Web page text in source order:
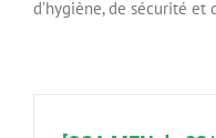
d’hygiène, de sécurité et